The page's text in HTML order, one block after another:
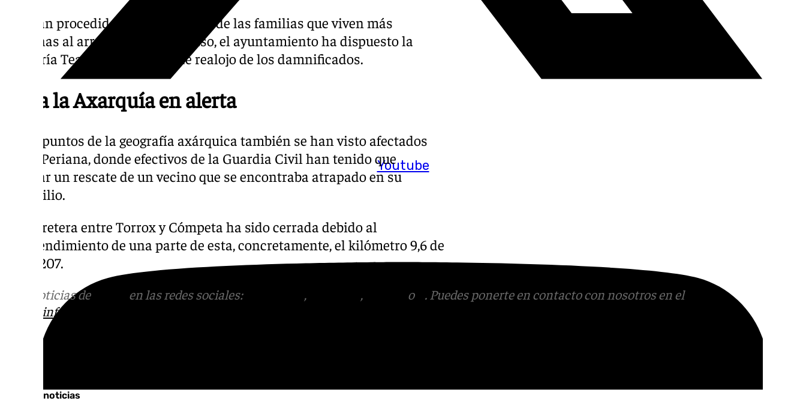
Youtube
Allí han procedido a la evacuación de las familias que viven más
cercanas al arroyo y para este caso, el ayuntamiento ha dispuesto la
cafetería Teatro como punto de realojo de los damnificados.
Toda la Axarquía en alerta
Otros puntos de la geografía axárquica también se han visto afectados
como Periana, donde efectivos de la Guardia Civil han tenido que
realizar un rescate de un vecino que se encontraba atrapado en su
domicilio.
La carretera entre Torrox y Cómpeta ha sido cerrada debido al
desprendimiento de una parte de esta, concretamente, el kilómetro 9,6 de
la A-7207.
Más noticias de en las redes sociales: , , o
. Puedes ponerte en contacto con nosotros en el
informativos@101tv.es
Últimas noticias